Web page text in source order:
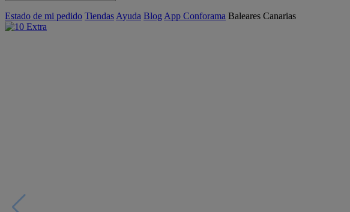
Estado de mi pedido Tiendas Ayuda Blog App Conforama Baleares Canarias